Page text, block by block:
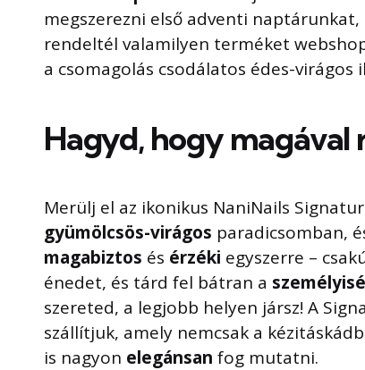
megszerezni első adventi
rendeltél valamilyen terméket
a csomagolás csodálatos édes-
Hagyd, hogy magával
Merülj el az ikonikus NaniNails
gyümölcsös-virágos paradicsomban,
magabiztos és érzéki egyszerre –
énedet, és tárd fel bátran a
szereted, a legjobb helyen jársz! A
szállítjuk, amely nemcsak a
is nagyon elegánsan fog mutatni.